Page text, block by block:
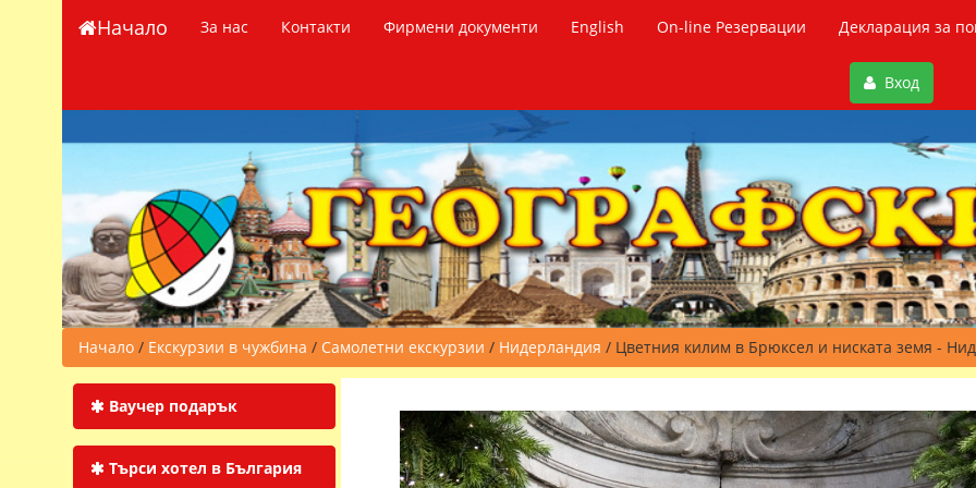
Начало За нас Контакти Фирмени документи English On-line Резервации Декларация за
Вход
Начало / Екскурзии в чужбина / Самолетни екскурзии / Нидерландия / Цветния килим в Брюксел и ниската земя -
Ваучер подарък
Търси хотел в България